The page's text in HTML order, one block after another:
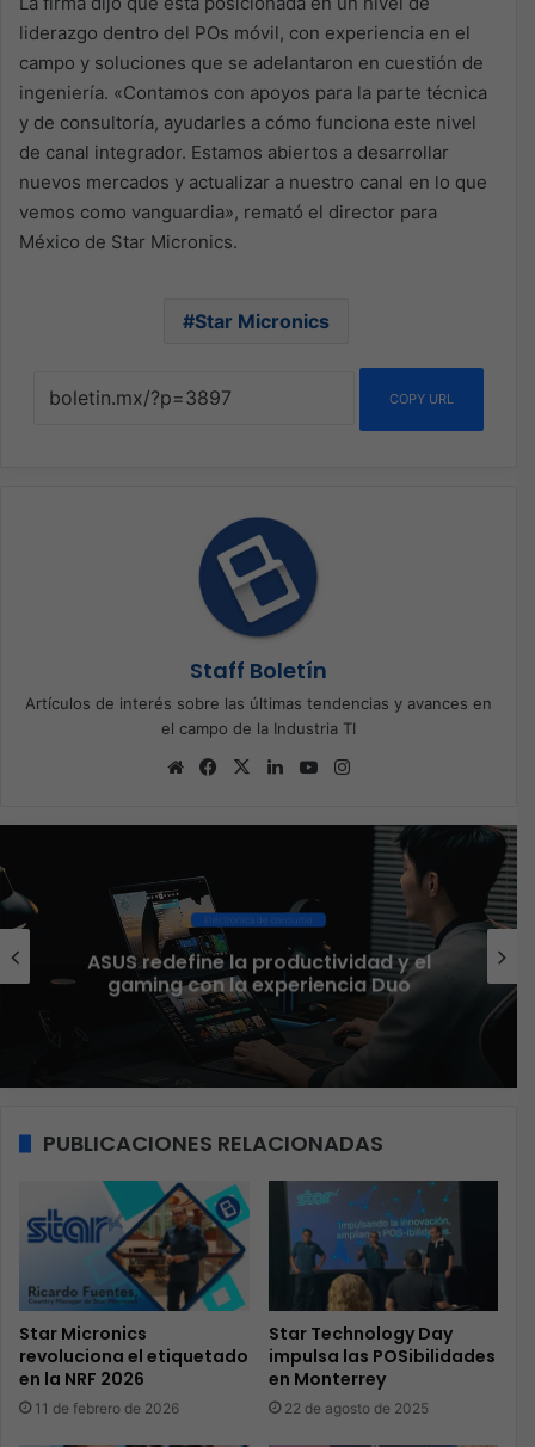
liderazgo dentro del POs móvil, con experiencia en el
campo y soluciones que se adelantaron en cuestión de
ingeniería. «Contamos con apoyos para la parte técnica
y de consultoría, ayudarles a cómo funciona este nivel
de canal integrador. Estamos abiertos a desarrollar
nuevos mercados y actualizar a nuestro canal en lo que
vemos como vanguardia», remató el director para
México de Star Micronics.
Star Micronics
COPY URL
Staff Boletín
Artículos de interés sobre las últimas tendencias y avances en
el campo de la Industria TI
Sitio
Facebook
X LinkedInYouTube
Electrónica de consumo
redefine la productividad y el
con la experiencia Duo
El
PUBLICACIONES RELACIONADAS
Star Micronics
revoluciona el etiquetado
en la NRF 2026
11 de febrero de 2026
Star Technology Day
impulsa las POSibilidades
en Monterrey
22 de agosto de 2025